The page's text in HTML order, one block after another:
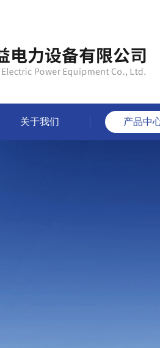
关于我们 产品中